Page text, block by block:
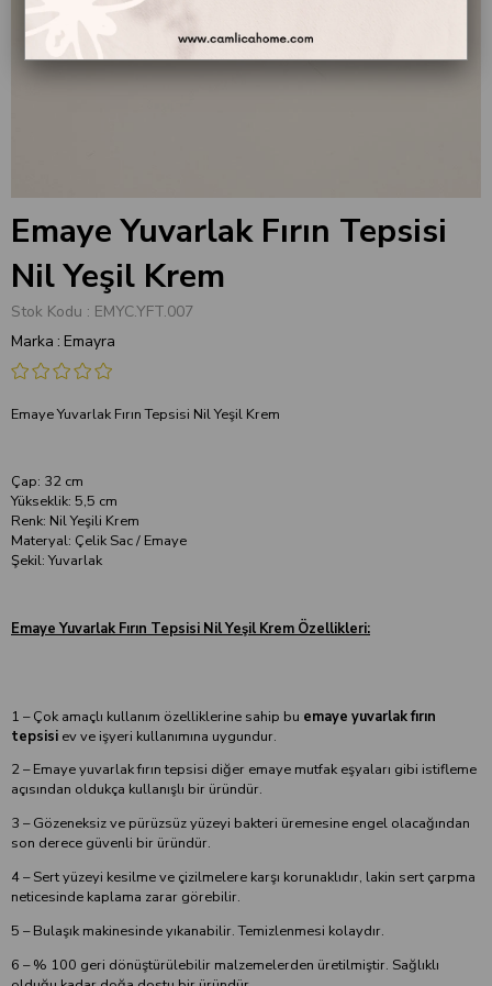
Emaye Yuvarlak Fırın Tepsisi
Nil Yeşil Krem
Stok Kodu
EMYC.YFT.007
Marka : Emayra
Emaye Yuvarlak Fırın Tepsisi Nil Yeşil Krem
Çap: 32 cm
Yükseklik: 5,5 cm
Renk: Nil Yeşili Krem
Materyal: Çelik Sac / Emaye
Şekil: Yuvarlak
Emaye Yuvarlak Fırın Tepsisi Nil Yeşil Krem Özellikleri:
1 – Çok amaçlı kullanım özelliklerine sahip bu emaye yuvarlak fırın
tepsisi ev ve işyeri kullanımına uygundur.
2 – Emaye yuvarlak fırın tepsisi diğer emaye mutfak eşyaları gibi istifleme
açısından oldukça kullanışlı bir üründür.
3 – Gözeneksiz ve pürüzsüz yüzeyi bakteri üremesine engel olacağından
son derece güvenli bir üründür.
4 – Sert yüzeyi kesilme ve çizilmelere karşı korunaklıdır, lakin sert çarpma
neticesinde kaplama zarar görebilir.
5 – Bulaşık makinesinde yıkanabilir. Temizlenmesi kolaydır.
6 – % 100 geri dönüştürülebilir malzemelerden üretilmiştir. Sağlıklı